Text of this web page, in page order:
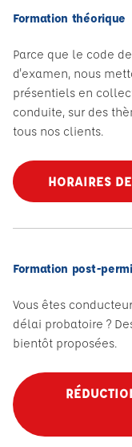
Formation théorique
Parce que le code
d'examen, nous
présentiels en
conduite, sur des
tous nos clients.
HORAIRES
Formation post-
Vous êtes
délai probatoire ?
bientôt proposées.